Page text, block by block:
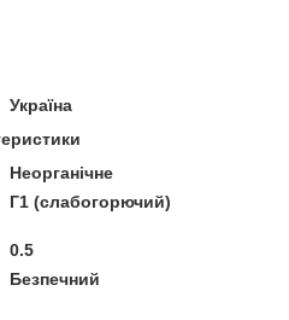
Україна
Неорганічне
Г1 (слабогорючий)
0.5
Безпечний